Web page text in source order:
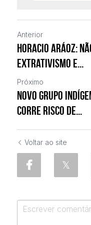
Anterior
Horacio Aráoz:
extrativismo e...
Próximo
Novo grupo
corre risco de...
Voltar ao site